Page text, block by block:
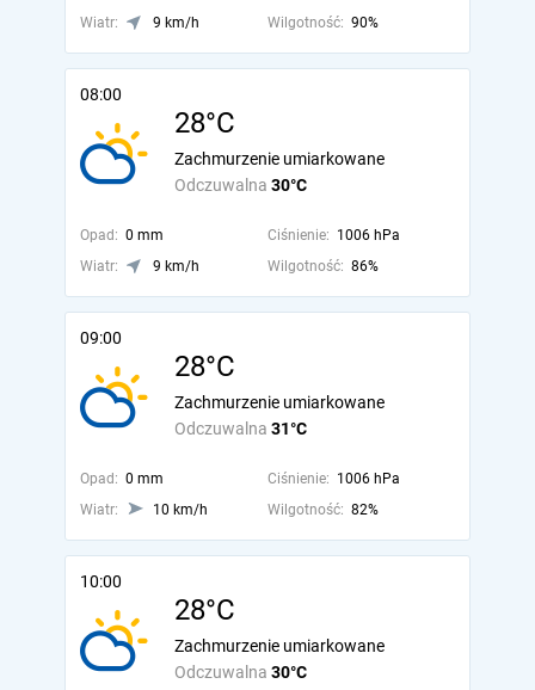
Wiatr: 9 km/h Wilgotność: 90%
08:00
28°C
Odczuwalna 30°C
Zachmurzenie umiarkowane
Opad: 0 mm Ciśnienie: 1006 hPa
Wiatr:
9 km/h Wilgotność: 86%
09:00
28°C
Odczuwalna 31°C
Zachmurzenie umiarkowane
Opad: 0 mm Ciśnienie: 1006 hPa
Wiatr:
10 km/h Wilgotność: 82%
10:00
28°C
Odczuwalna 30°C
Zachmurzenie umiarkowane